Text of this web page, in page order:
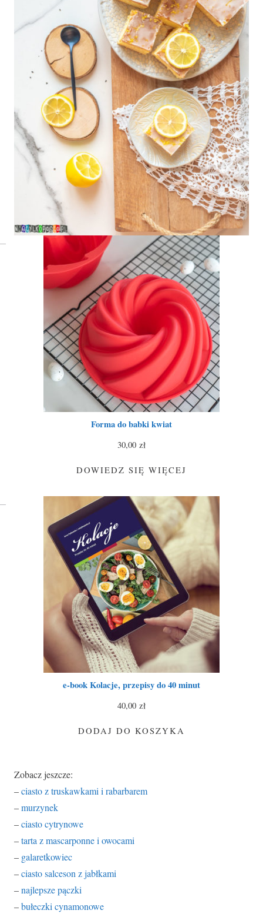
Forma do babki kwiat
30,00 zł
DOWIEDZ SIĘ WIĘCEJ
e-book Kolacje, przepisy do 40 minut
40,00 zł
DODAJ DO KOSZYKA
Zobacz jeszcze:
–ciasto z truskawkami i rabarbarem
–murzynek
–ciasto cytrynowe
–tarta z mascarponne i owocami
– galaretkowiec
–ciasto salceson z jabłkami
–najlepsze pączki
–bułeczki cynamonowe